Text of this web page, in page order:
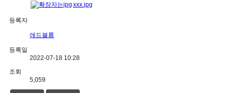
xxx.jpg
등록자
애드블룸
등록일
2022-07-18 10:28
조회
5,059